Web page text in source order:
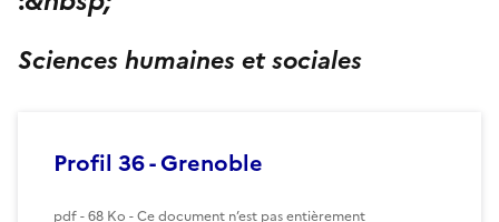
Sciences humaines et sociales
Profil 36 - Grenoble
pdf - 68 Ko - Ce document n’est pas entièrement